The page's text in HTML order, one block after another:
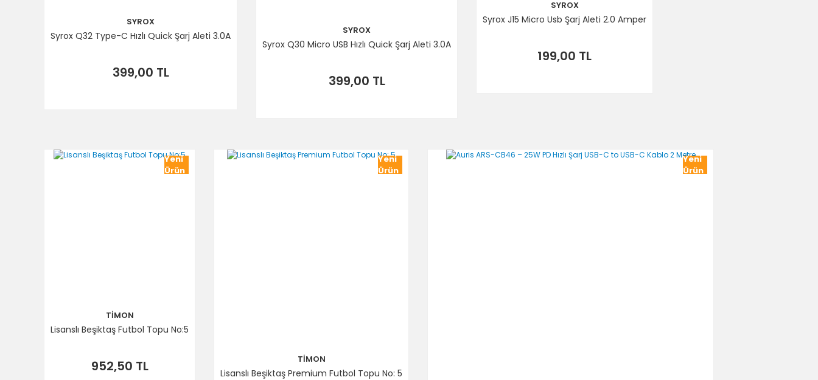
SYROX
Syrox Q32 Type-C Hızlı Quick Şarj Aleti 3.0A
399,00 TL
SYROX
Syrox Q30 Micro USB Hızlı Quick Şarj Aleti 3.0A
399,00 TL
SYROX
Syrox J15 Micro Usb Şarj Aleti 2.0 Amper
199,00 TL
Yeni
Ürün
TİMON
Lisanslı Beşiktaş Futbol Topu No:5
952,50 TL
Yeni
Ürün
TİMON
Lisanslı Beşiktaş Premium Futbol Topu No: 5
Yeni
Ürün